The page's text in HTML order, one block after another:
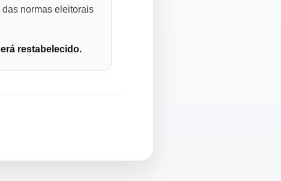
normas eleitorais
restabelecido.